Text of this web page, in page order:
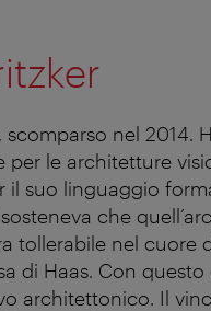
nel 2014.
per le architetture
il suo linguaggio
che
tollerabile nel cuore
di Haas. Con questo
architettonico. Il